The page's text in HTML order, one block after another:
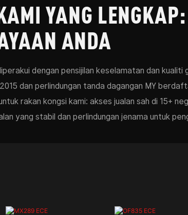
YANG
ANDA
dengan pensijilan keselamatan dan kualiti
dan perlindungan tanda dagangan MY
rakan kongsi kami: akses jualan sah di 15+
yang stabil dan perlindungan jenama untuk